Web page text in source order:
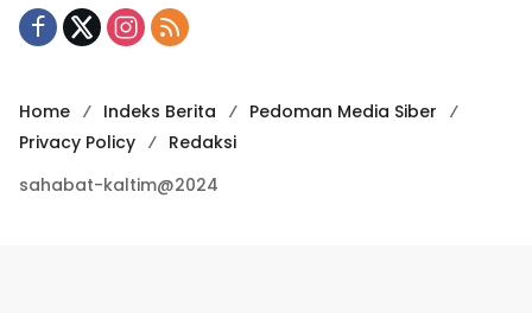
Home Indeks Berita
Pedoman Media Siber
Privacy Policy
Redaksi
sahabat-kaltim@2024